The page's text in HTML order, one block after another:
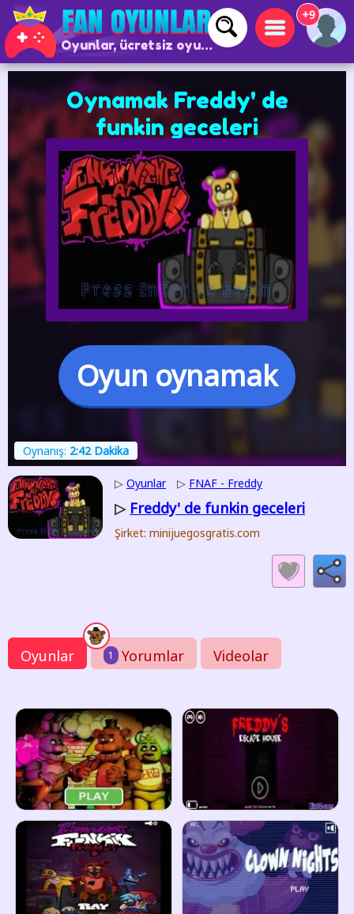
Oyunlar, ücretsiz oyunlar ve çevrimiçi oyunlar
+9
Oynamak Freddy' de
funkin geceleri
Oyun oynamak
Oynanış: 2:42 Dakika
▷ Oyunlar ▷ FNAF - Freddy
▷ Freddy' de funkin geceleri
Şirket: minijuegosgratis.com
Oyunlar 1 Yorumlar Videolar